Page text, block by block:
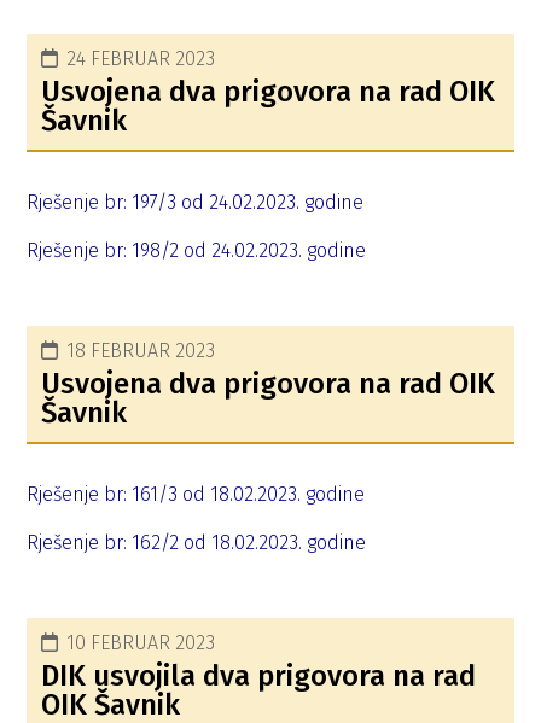
24 FEBRUAR 2023
Usvojena dva prigovora na rad OIK
Šavnik
Rješenje br: 197/3 od 24.02.2023. godine
Rješenje br: 198/2 od 24.02.2023. godine
18 FEBRUAR 2023
Usvojena dva prigovora na rad OIK
Šavnik
Rješenje br: 161/3 od 18.02.2023. godine
Rješenje br: 162/2 od 18.02.2023. godine
10 FEBRUAR 2023
DIK usvojila dva prigovora na rad
OIK Šavnik